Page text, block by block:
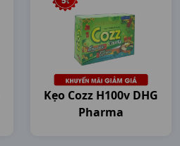
Kẹo Cozz H100v DHG
Pharma